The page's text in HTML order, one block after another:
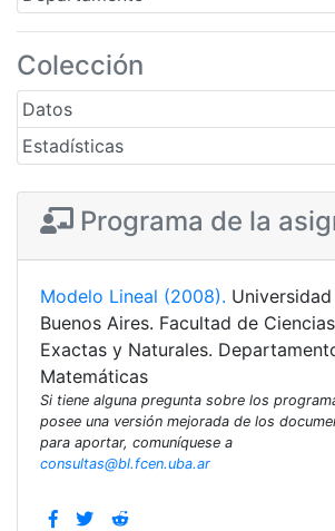
Colección
Datos
Estadísticas
Programa de la
Modelo Lineal (2008).
Buenos Aires. Facultad de Ciencias
Exactas y Naturales.
Matemáticas
Si tiene alguna pregunta sobre los
posee una versión mejorada de los
para aportar, comuníquese a
consultas@bl.fcen.uba.ar